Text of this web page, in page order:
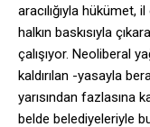
aracılığıyla hükümet,
halkın baskısıyla
çalışıyor. Neoliberal
kaldırılan -yasayla
yarısından fazlasına
belde belediyeleriyle